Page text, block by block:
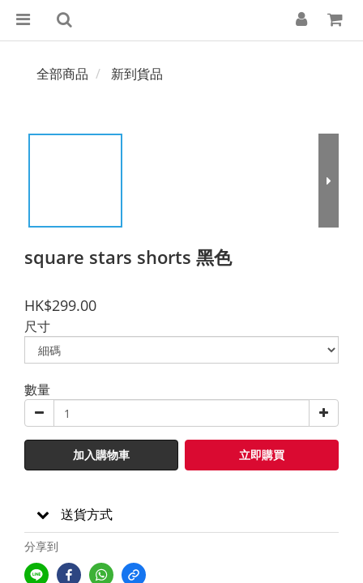
全部商品 新到貨品
square stars shorts 黑色
HK$299.00
尺寸
數量
加入購物車 立即購買
送貨方式
分享到